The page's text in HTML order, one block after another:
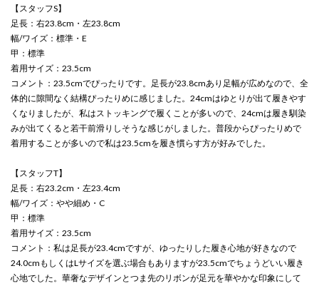
【スタッフS】
足長：右23.8cm・左23.8cm
幅/ワイズ：標準・E
甲：標準
着用サイズ：23.5cm
コメント：23.5cmでぴったりです。足長が23.8cmあり足幅が広めなので、全
体的に隙間なく結構ぴったりめに感じました。24cmはゆとりが出て履きやす
くなりましたが、私はストッキングで履くことが多いので、24cmは履き馴染
みが出てくると若干前滑りしそうな感じがしました。普段からぴったりめで
着用することが多いので私は23.5cmを履き慣らす方が好みでした。
【スタッフT】
足長：右23.2cm・左23.4cm
幅/ワイズ：やや細め・C
甲：標準
着用サイズ：23.5cm
コメント：私は足長が23.4cmですが、ゆったりした履き心地が好きなので
24.0cmもしくはLサイズを選ぶ場合もありますが23.5cmでちょうどいい履き
心地でした。華奢なデザインとつま先のリボンが足元を華やかな印象にして